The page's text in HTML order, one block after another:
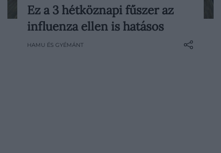
Ha gyógyszerek helyett természetes
hatóanyagokkal küzdenéd le az influenza
Ez a 3 hétköznapi fűszer az
influenza ellen is hatásos
HAMU ÉS GYÉMÁNT